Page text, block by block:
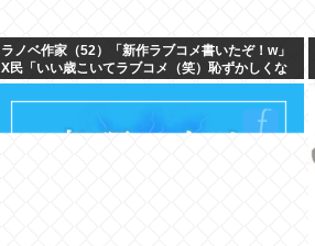
ラノベ作家（52）「新作ラブコメ書いたぞ！w」
X民「いい歳こいてラブコメ（笑）恥ずかしくな
いの？」